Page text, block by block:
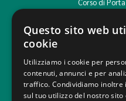
Corso di
T. +39 02
Aree di
Questo sito web
cookie
Utilizziamo i cookie per
contenuti, annunci e per
traffico. Condividiamo inoltre
sul tuo utilizzo del nostro sito